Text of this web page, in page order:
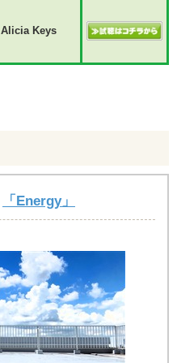
Alicia Keys
「Energy」